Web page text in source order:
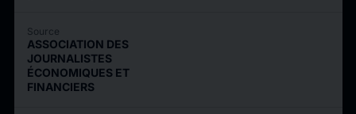
Source
ASSOCIATION DES
JOURNALISTES
ÉCONOMIQUES ET
FINANCIERS